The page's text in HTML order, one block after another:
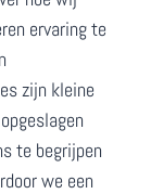
ervaring te
zijn kleine
te begrijpen
we een